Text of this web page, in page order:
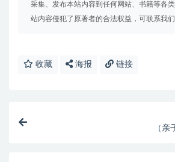
采集、发布本站内容到任何网站、书籍等各
站内容侵犯了原著者的合法权益，可联系我们
收藏 海报 链接
（